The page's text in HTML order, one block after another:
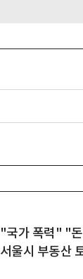
"국가 폭력" "
서울시 부동산